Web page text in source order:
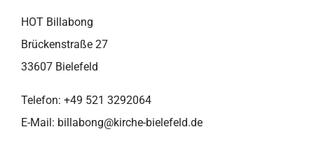
HOT Billabong
Brückenstraße 27
33607 Bielefeld
Telefon: +49 521 3292064
E-Mail: billabong@kirche-bielefeld.de